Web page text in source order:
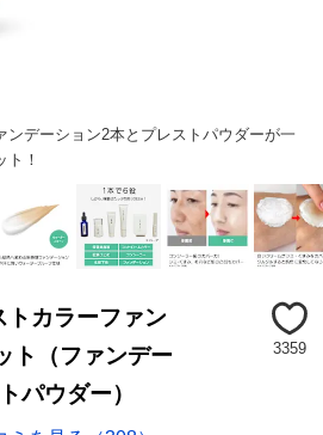
ンデーション2本とプレストパウダーが一
ト！
カラーファン
ト（ファンデー
パウダー）
3359